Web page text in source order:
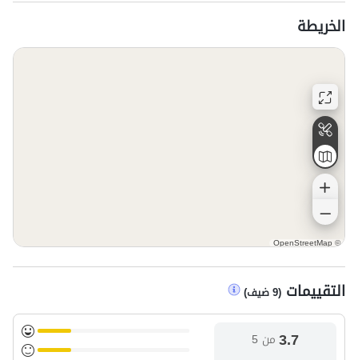
الخريطة
©
OpenStreetMap
التقييمات (
9ضيف)
3.7من 5